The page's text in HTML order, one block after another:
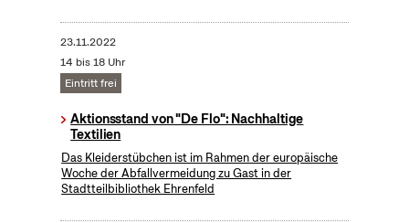
23.11.2022
14 bis 18 Uhr
Eintritt frei
Aktionsstand von "De Flo": Nachhaltige
Textilien
Das Kleiderstübchen ist im Rahmen der europäische
Woche der Abfallvermeidung zu Gast in der
Stadtteilbibliothek Ehrenfeld